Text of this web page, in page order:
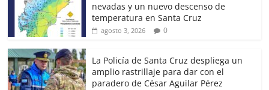
nevadas y un nuevo descenso de
temperatura en Santa Cruz
agosto 3, 2026 0
La Policía de Santa Cruz despliega un
amplio rastrillaje para dar con el
paradero de César Aguilar Pérez